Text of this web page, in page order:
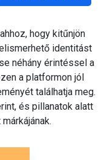
hogy kitűnjön
identitást
néhány érintéssel a
a platformon jól
találhatja meg.
és pillanatok alatt